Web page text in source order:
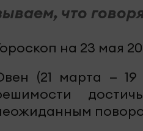
что
на 23 мая
(21 марта —